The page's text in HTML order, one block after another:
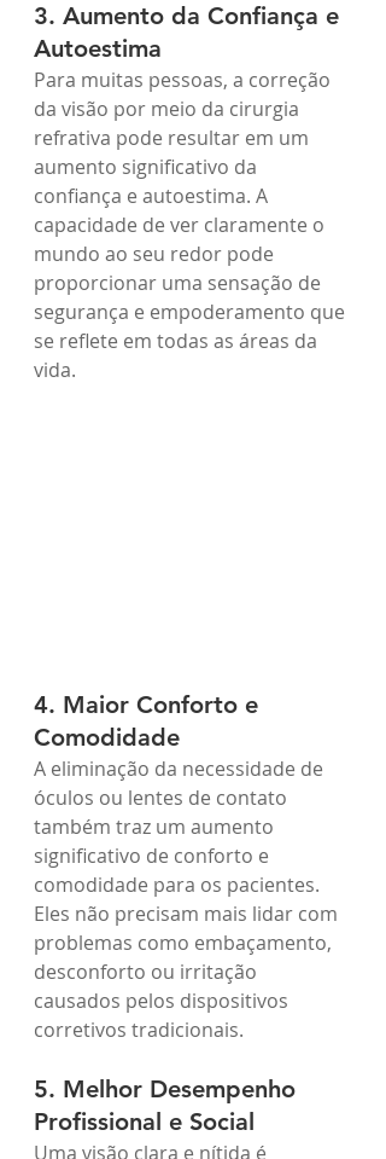
3. Aumento da Confiança e
Autoestima
Para muitas pessoas, a correção
da visão por meio da cirurgia
refrativa pode resultar em um
aumento significativo da
confiança e autoestima. A
capacidade de ver claramente o
mundo ao seu redor pode
proporcionar uma sensação de
segurança e empoderamento que
se reflete em todas as áreas da
vida.
4. Maior Conforto e
Comodidade
A eliminação da necessidade de
óculos ou lentes de contato
também traz um aumento
significativo de conforto e
comodidade para os pacientes.
Eles não precisam mais lidar com
problemas como embaçamento,
desconforto ou irritação
causados pelos dispositivos
corretivos tradicionais.
5. Melhor Desempenho
Profissional e Social
Uma visão clara e nítida é